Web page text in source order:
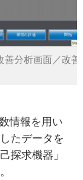
善分析画面／改善
情報を用い
たデータを
探求機器」